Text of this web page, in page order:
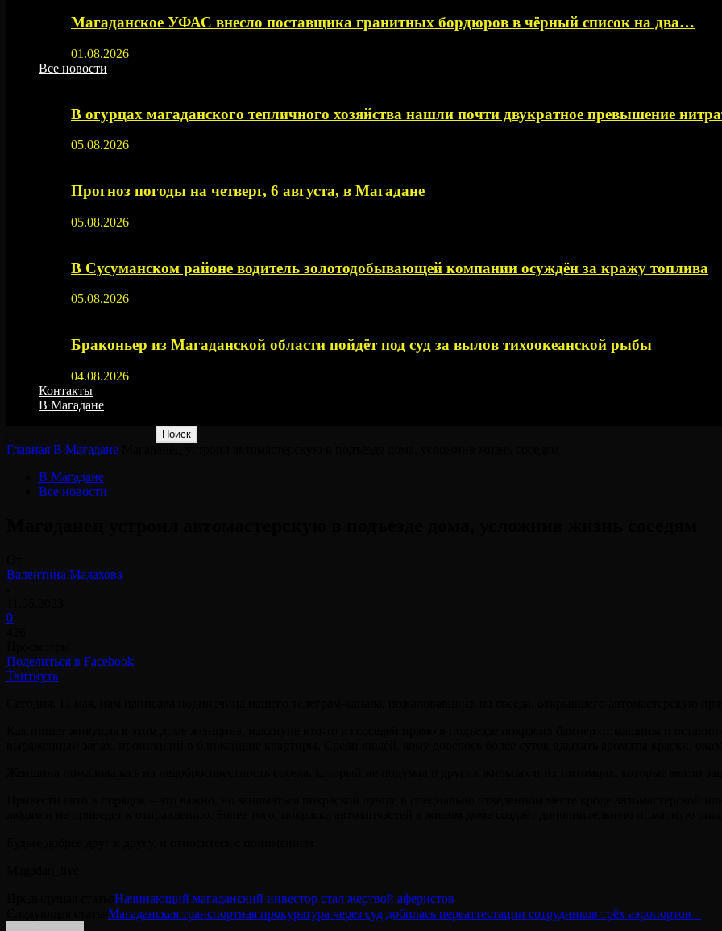
Магаданское УФАС внесло поставщика гранитных бордюров в чёрный список на два…
01.08.2026
Все новости
В огурцах магаданского тепличного хозяйства нашли почти двукратное превышение
05.08.2026
Прогноз погоды на четверг, 6 августа, в Магадане
05.08.2026
В Сусуманском районе водитель золотодобывающей компании осуждён за кражу топлива
05.08.2026
Браконьер из Магаданской области пойдёт под суд за вылов тихоокеанской рыбы
04.08.2026
Контакты
В Магадане
Главная В Магадане
В Магадане
Все новости
Валентина Малахова
0
Поделиться в Facebook
Твитнуть
Начинающий магаданский инвестор стал жертвой аферистов⠀
Магаданская транспортная прокуратура через суд добилась переаттестации сотрудников трёх аэропортов⠀